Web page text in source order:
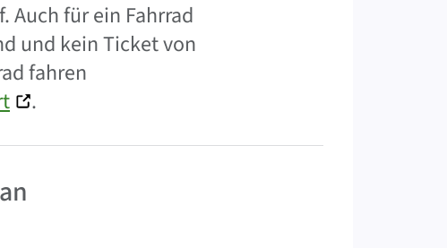
Auch für ein Fahrrad
und kein Ticket von
fahren
.